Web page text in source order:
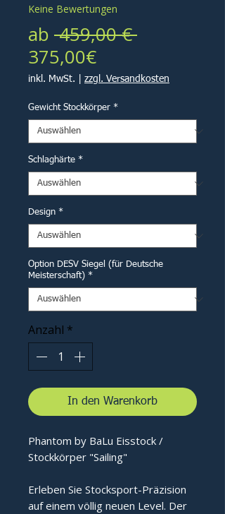
Keine Bewertungen
ab 459,00 €
375,00€Sale-
Preis
inkl. MwSt. zzgl. Versandkosten
Gewicht Stockkörper *
Schlaghärte *
Design *
Option DESV Siegel (für Deutsche
Meisterschaft) *
Anzahl *
In den Warenkorb
Phantom by BaLu Eisstock /
Stockkörper "Sailing"
Erleben Sie Stocksport-Präzision
auf einem völlig neuen Level. Der